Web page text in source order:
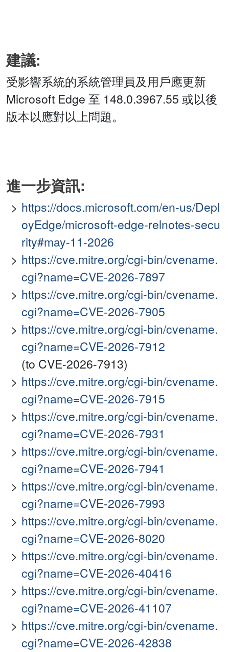
建議:
受影響系統的系統管理員及用戶應更新
Microsoft Edge 至 148.0.3967.55 或以後
版本以應對以上問題。
進一步資訊:
https://docs.microsoft.com/en-us/Depl
oyEdge/microsoft-edge-relnotes-secu
rity#may-11-2026
https://cve.mitre.org/cgi-bin/cvename.
cgi?name=CVE-2026-7897
https://cve.mitre.org/cgi-bin/cvename.
cgi?name=CVE-2026-7905
https://cve.mitre.org/cgi-bin/cvename.
cgi?name=CVE-2026-7912
(to CVE-2026-7913)
https://cve.mitre.org/cgi-bin/cvename.
cgi?name=CVE-2026-7915
https://cve.mitre.org/cgi-bin/cvename.
cgi?name=CVE-2026-7931
https://cve.mitre.org/cgi-bin/cvename.
cgi?name=CVE-2026-7941
https://cve.mitre.org/cgi-bin/cvename.
cgi?name=CVE-2026-7993
https://cve.mitre.org/cgi-bin/cvename.
cgi?name=CVE-2026-8020
https://cve.mitre.org/cgi-bin/cvename.
cgi?name=CVE-2026-40416
https://cve.mitre.org/cgi-bin/cvename.
cgi?name=CVE-2026-41107
https://cve.mitre.org/cgi-bin/cvename.
cgi?name=CVE-2026-42838